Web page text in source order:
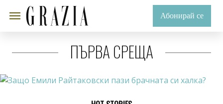
Абонирай се
ПЪРВА СРЕЩА